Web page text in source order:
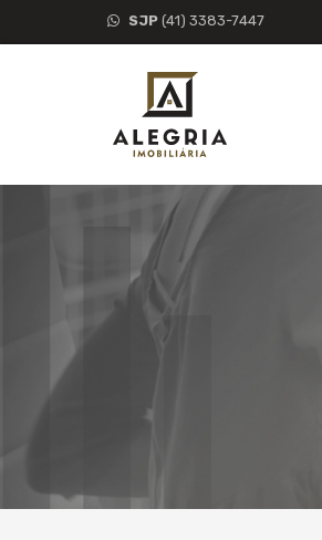
SJP (41) 3383-7447